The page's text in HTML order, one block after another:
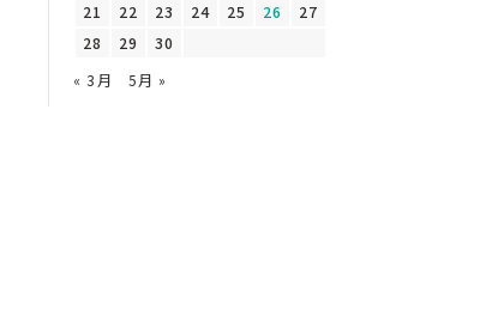
21
22 23 24 25 26
27
28
29
30
« 3月
5月 »